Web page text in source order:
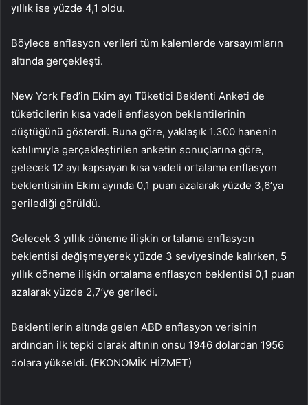
yıllık ise yüzde 4,1 oldu.
Böylece enflasyon verileri tüm kalemlerde varsayımların
altında gerçekleşti.
New York Fed’in Ekim ayı Tüketici Beklenti Anketi de
tüketicilerin kısa vadeli enflasyon beklentilerinin
düştüğünü gösterdi. Buna göre, yaklaşık 1.300 hanenin
katılımıyla gerçekleştirilen anketin sonuçlarına göre,
gelecek 12 ayı kapsayan kısa vadeli ortalama enflasyon
beklentisinin Ekim ayında 0,1 puan azalarak yüzde 3,6’ya
gerilediği görüldü.
Gelecek 3 yıllık döneme ilişkin ortalama enflasyon
beklentisi değişmeyerek yüzde 3 seviyesinde kalırken, 5
yıllık döneme ilişkin ortalama enflasyon beklentisi 0,1 puan
azalarak yüzde 2,7’ye geriledi.
Beklentilerin altında gelen ABD enflasyon verisinin
ardından ilk tepki olarak altının onsu 1946 dolardan 1956
dolara yükseldi. (EKONOMİK HİZMET)